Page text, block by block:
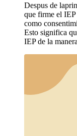
Despus de
que firme el IEP
como
Esto significa
IEP de la